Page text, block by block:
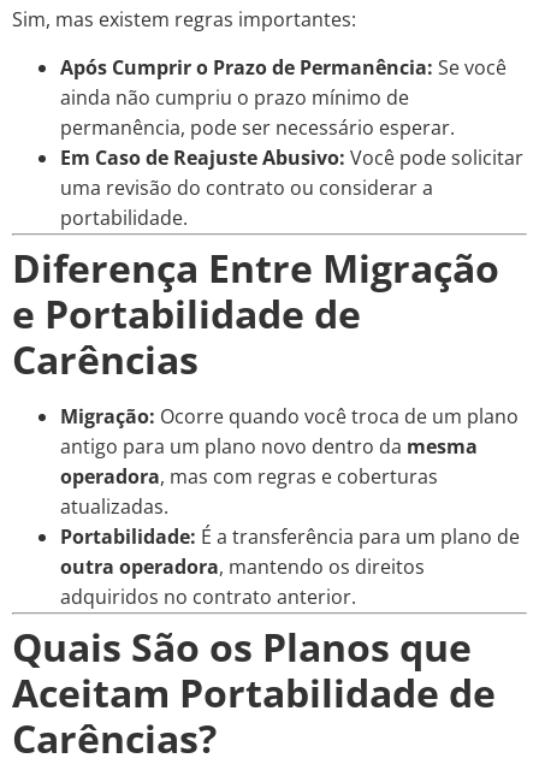
Sim, mas existem regras importantes:
Após Cumprir o Prazo de Permanência: Se você
ainda não cumpriu o prazo mínimo de
permanência, pode ser necessário esperar.
Em Caso de Reajuste Abusivo: Você pode solicitar
uma revisão do contrato ou considerar a
portabilidade.
Diferença Entre Migração
e Portabilidade de
Carências
Migração: Ocorre quando você troca de um plano
antigo para um plano novo dentro da mesma
operadora, mas com regras e coberturas
atualizadas.
Portabilidade: É a transferência para um plano de
outra operadora, mantendo os direitos
adquiridos no contrato anterior.
Quais São os Planos que
Aceitam Portabilidade de
Carências?